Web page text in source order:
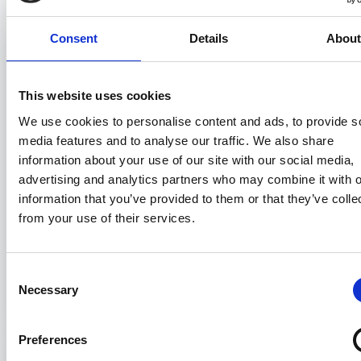
Consent Details About
This website uses cookies
We use cookies to personalise content and ads, to provide
media features and to analyse our traffic. We also share
information about your use of our site with our social media,
advertising and analytics partners who may combine it with
information that you’ve provided to them or that they’ve
from your use of their services.
Selection
Necessary
Preferences
provviste e dotazioni di bordo
03/03/2026